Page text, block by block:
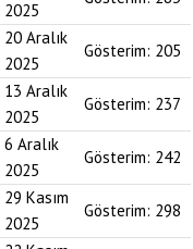
2025
20 Aralık
2025
Gösterim: 205
13 Aralık
2025
Gösterim: 237
6 Aralık
2025
Gösterim: 242
29 Kasım
2025
Gösterim: 298